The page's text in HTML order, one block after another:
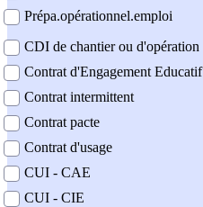
Prépa.opérationnel.emploi
CDI de chantier ou d'opération
Contrat d'Engagement Educatif
Contrat intermittent
Contrat pacte
Contrat d'usage
CUI - CAE
CUI - CIE